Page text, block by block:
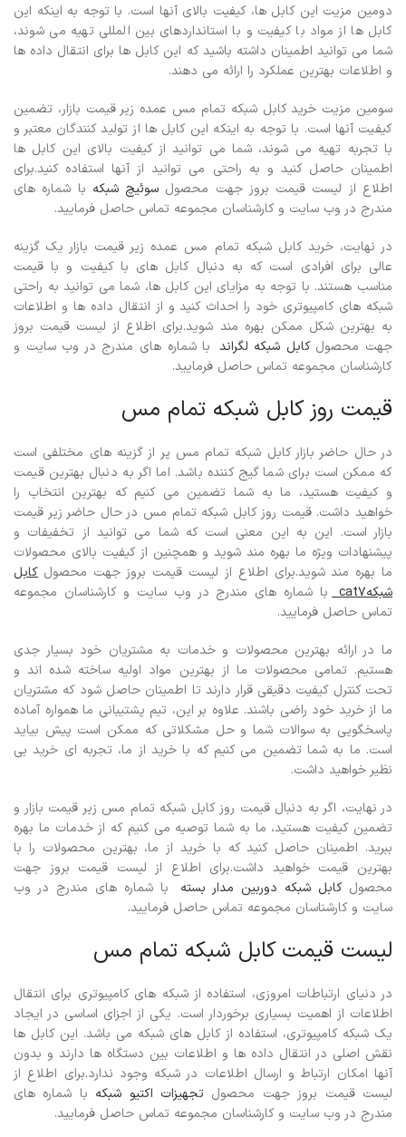
دومین مزیت این کابل ها، کیفیت بالای آنها است. با توجه به اینکه این
کابل ها از مواد با کیفیت و با استانداردهای بین المللی تهیه می شوند،
شما می توانید اطمینان داشته باشید که این کابل ها برای انتقال داده ها
و اطلاعات بهترین عملکرد را ارائه می دهند.
سومین مزیت خرید کابل شبکه تمام مس عمده زیر قیمت بازار، تضمین
کیفیت آنها است. با توجه به اینکه این کابل ها از تولید کنندگان معتبر و
با تجربه تهیه می شوند، شما می توانید از کیفیت بالای این کابل ها
اطمینان حاصل کنید و به راحتی می توانید از آنها استفاده کنید.برای
اطلاع از لیست قیمت بروز جهت محصول سوئیچ شبکه با شماره های
مندرج در وب سایت و کارشناسان مجموعه تماس حاصل فرمایید.
در نهایت، خرید کابل شبکه تمام مس عمده زیر قیمت بازار یک گزینه
عالی برای افرادی است که به دنبال کابل های با کیفیت و با قیمت
مناسب هستند. با توجه به مزایای این کابل ها، شما می توانید به راحتی
شبکه های کامپیوتری خود را احداث کنید و از انتقال داده ها و اطلاعات
به بهترین شکل ممکن بهره مند شوید.برای اطلاع از لیست قیمت بروز
جهت محصولکابل شبکه لگراند با شماره های مندرج در وب سایت و
کارشناسان مجموعه تماس حاصل فرمایید.
قیمت روز کابل شبکه تمام مس
در حال حاضر بازار کابل شبکه تمام مس پر از گزینه های مختلفی است
که ممکن است برای شما گیج کننده باشد. اما اگر به دنبال بهترین قیمت
و کیفیت هستید، ما به شما تضمین می کنیم که بهترین انتخاب را
خواهید داشت.قیمت روز کابل شبکه تمام مس در حال حاضر زیر قیمت
بازار است. این به این معنی است که شما می توانید از تخفیفات و
پیشنهادات ویژه ما بهره مند شوید و همچنین از کیفیت بالای محصولات
ما بهره مند شوید.برای اطلاع از لیست قیمت بروز جهت محصول کابل
شبکهcat7
با شماره های مندرج در وب سایت و کارشناسان مجموعه
تماس حاصل فرمایید.
ما در ارائه بهترین محصولات و خدمات به مشتریان خود بسیار جدی
هستیم. تمامی محصولات ما از بهترین مواد اولیه ساخته شده اند و
تحت کنترل کیفیت دقیقی قرار دارند تا اطمینان حاصل شود که مشتریان
ما از خرید خود راضی باشند. علاوه بر این، تیم پشتیبانی ما همواره آماده
پاسخگویی به سوالات شما و حل مشکلاتی که ممکن است پیش بیاید
است. ما به شما تضمین می کنیم که با خرید از ما، تجربه ای خرید بی
نظیر خواهید داشت.
در نهایت، اگر به دنبال قیمت روز کابل شبکه تمام مس زیر قیمت بازار و
تضمین کیفیت هستید، ما به شما توصیه می کنیم که از خدمات ما بهره
ببرید. اطمینان حاصل کنید که با خرید از ما، بهترین محصولات را با
بهترین قیمت خواهید داشت.برای اطلاع از لیست قیمت بروز جهت
محصولکابل شبکه دوربین مدار بسته
با شماره های مندرج در وب
سایت و کارشناسان مجموعه تماس حاصل فرمایید.
لیست قیمت کابل شبکه تمام مس
در دنیای ارتباطات امروزی، استفاده از شبکه های کامپیوتری برای انتقال
اطلاعات از اهمیت بسیاری برخوردار است. یکی از اجزای اساسی در ایجاد
یک شبکه کامپیوتری، استفاده از کابل های شبکه می باشد. این کابل ها
نقش اصلی در انتقال داده ها و اطلاعات بین دستگاه ها دارند و بدون
آنها امکان ارتباط و ارسال اطلاعات در شبکه وجود ندارد.برای اطلاع از
لیست قیمت بروز جهت محصول تجهیزات اکتیو شبکه با شماره های
مندرج در وب سایت و کارشناسان مجموعه تماس حاصل فرمایید.